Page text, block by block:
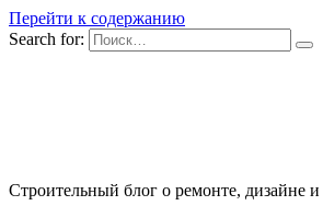
Перейти к содержанию
Search for:
Строительный блог о ремонте, дизайне и